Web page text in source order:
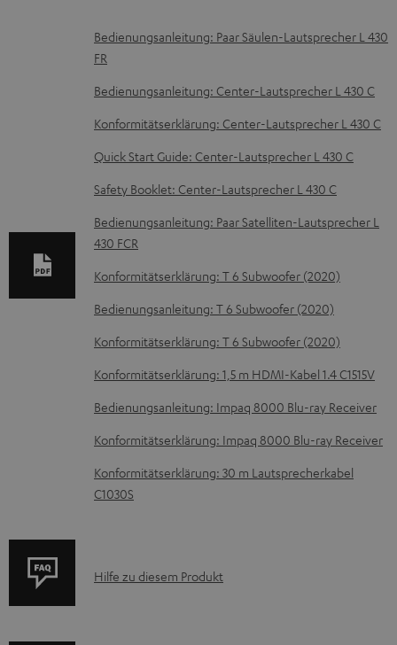
D
o
k
u
e
n
t
e
z
u
e
r
u
n
t
l
Bedienungsanleitung: Paar Säulen-Lautsprecher L 430
FR
Bedienungsanleitung: Center-Lautsprecher L 430 C
Konformitätserklärung: Center-Lautsprecher L 430 C
Quick Start Guide: Center-Lautsprecher L 430 C
Safety Booklet: Center-Lautsprecher L 430 C
Bedienungsanleitung: Paar Satelliten-Lautsprecher L
430 FCR
Konformitätserklärung: T 6 Subwoofer (2020)
Bedienungsanleitung: T 6 Subwoofer (2020)
Konformitätserklärung: T 6 Subwoofer (2020)
Konformitätserklärung: 1,5 m HDMI-Kabel 1.4 C1515V
Bedienungsanleitung: Impaq 8000 Blu-ray Receiver
Konformitätserklärung: Impaq 8000 Blu-ray Receiver
Konformitätserklärung: 30 m Lautsprecherkabel
C1030S
P
Hilfe zu diesem Produkt